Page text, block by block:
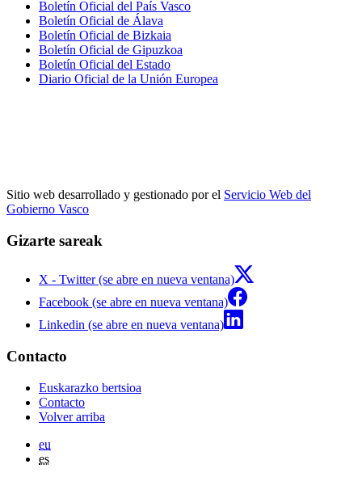
Boletín Oficial del País Vasco
Boletín Oficial de Álava
Boletín Oficial de Bizkaia
Boletín Oficial de Gipuzkoa
Boletín Oficial del Estado
Diario Oficial de la Unión Europea
Sitio web desarrollado y gestionado por el Servicio Web del
Gobierno Vasco
Gizarte sareak
X - Twitter (se abre en nueva ventana)
Facebook (se abre en nueva ventana)
Linkedin (se abre en nueva ventana)
Contacto
Euskarazko bertsioa
Contacto
Volver arriba
eu
es